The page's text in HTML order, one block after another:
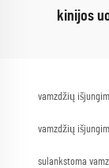
kinijos
vamzdžių
vamzdžių
sulankstoma